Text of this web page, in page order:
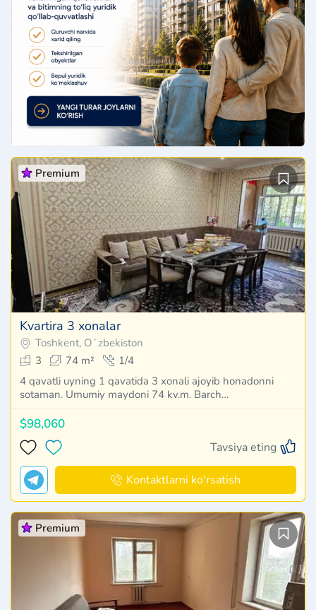
Premium
Kvartira 3 xonalar
Toshkent, Oʻzbekiston
3
74 m²
1/4
4 qavatli uyning 1 qavatida 3 xonali ajoyib honadonni
sotaman. Umumiy maydoni 74 kv.m. Barch…
$98,060
Tavsiya eting
Kontaktlarni ko'rsatish
Premium